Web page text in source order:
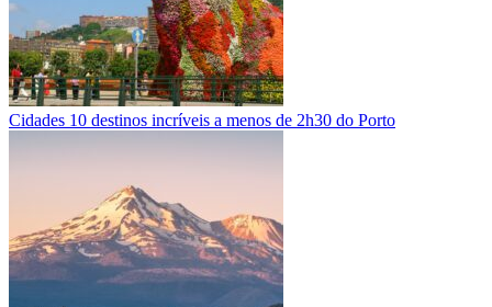
Cidades 10 destinos incríveis a menos de 2h30 do Porto